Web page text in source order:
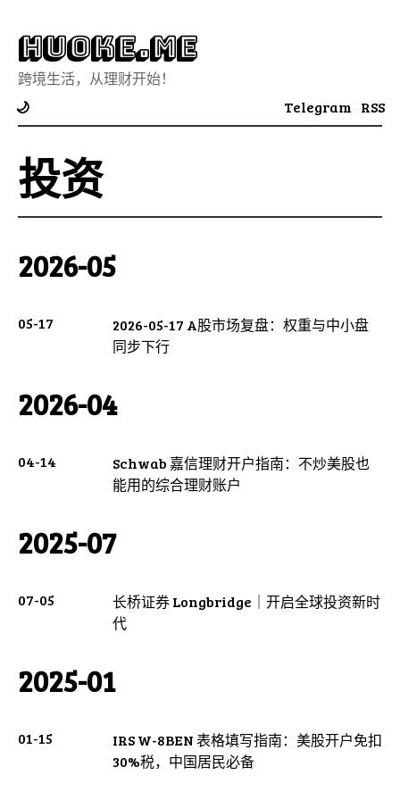
Huoke.Me
跨境生活，从理财开始！
🌙 Telegram RSS
投资
2026-05
05-17
2026-05-17 A股市场复盘：权重与中小盘
同步下行
2026-04
04-14
Schwab 嘉信理财开户指南：不炒美股也
能用的综合理财账户
2025-07
07-05
长桥证券 Longbridge｜开启全球投资新时
代
2025-01
01-15
IRS W-8BEN 表格填写指南：美股开户免扣
30%税，中国居民必备